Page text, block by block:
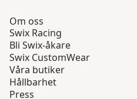
Om oss
Swix Racing
Bli Swix-åkare
Swix CustomWear
Våra butiker
Hållbarhet
Press